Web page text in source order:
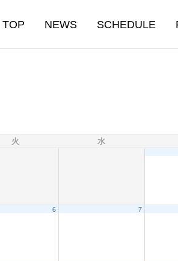
TOP NEWS SCHEDULE
火 水
6 7